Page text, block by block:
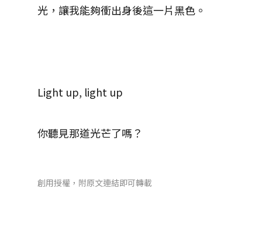
光，讓我能夠衝出身後這一片黑色。
Light up, light up
你聽見那道光芒了嗎？
創用授權，附原文連結即可轉載